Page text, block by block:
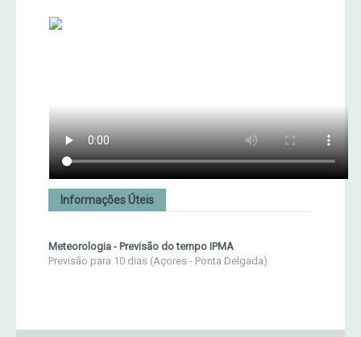
Informações Úteis
Meteorologia - Previsão do tempo IPMA
Previsão para 10 dias (Açores - Ponta Delgada)